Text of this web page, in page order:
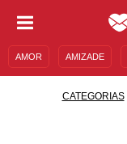
AMOR AMIZADE
CATEGORIAS